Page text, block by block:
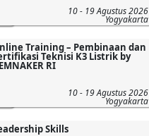
10 - 19 Agustus 2026
Yogyakarta
Training – Pembinaan dan
Teknisi K3 Listrik by
RI
10 - 19 Agustus 2026
Yogyakarta
Skills